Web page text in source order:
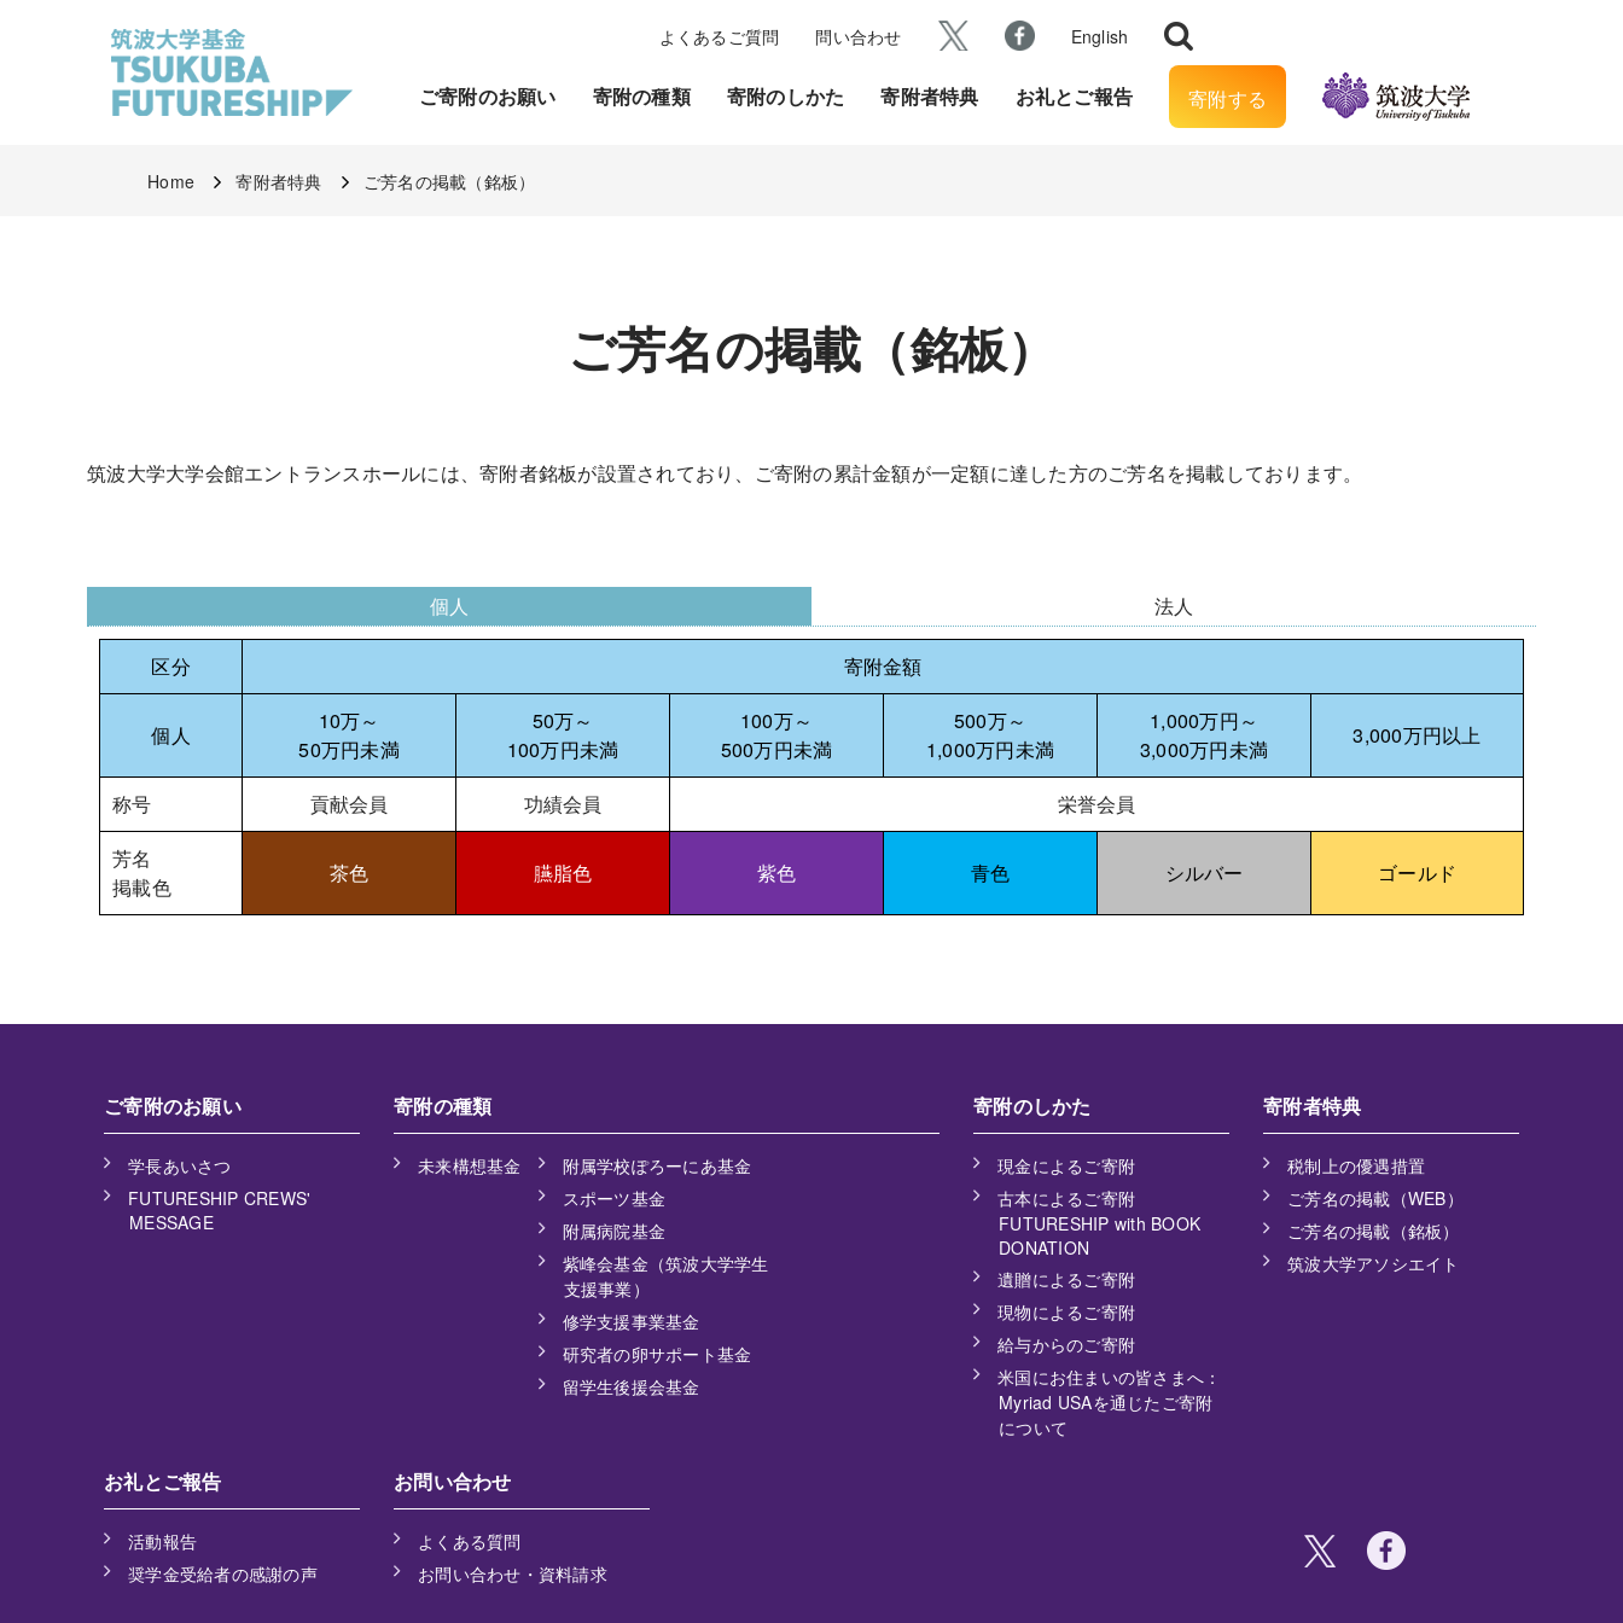
よくあるご質問 問い合わせ English
ご寄附のお願い 寄附の種類 寄附のしかた 寄附者特典 お礼とご報告 寄附する
Home 寄附者特典 ご芳名の掲載（銘板）
ご芳名の掲載（銘板）
筑波大学大学会館エントランスホールには、寄附者銘板が設置されており、ご寄附の累計金額が一定額に達した方のご芳名を掲載しております。
個人 法人
区分 寄附金額
個人
10万～
50万円未満
50万～
100万円未満
100万～
500万円未満
500万～
1,000万円未満
1,000万円～
3,000万円未満
3,000万円以上
称号 貢献会員 功績会員
栄誉会員
芳名
掲載色
茶色 臙脂色 紫色 青色 シルバー ゴールド
ご寄附のお願い
学長あいさつ
FUTURESHIP CREWS'
MESSAGE
寄附の種類
未来構想基金
附属学校ぽろーにあ基金
スポーツ基金
附属病院基金
紫峰会基金（筑波大学学生
支援事業）
修学支援事業基金
研究者の卵サポート基金
留学生後援会基金
寄附のしかた
現金によるご寄附
古本によるご寄附
FUTURESHIP with BOOK
DONATION
遺贈によるご寄附
現物によるご寄附
給与からのご寄附
米国にお住まいの皆さまへ：
Myriad USAを通じたご寄附
について
寄附者特典
税制上の優遇措置
ご芳名の掲載（WEB）
ご芳名の掲載（銘板）
筑波大学アソシエイト
お礼とご報告
活動報告
奨学金受給者の感謝の声
お問い合わせ
よくある質問
お問い合わせ・資料請求